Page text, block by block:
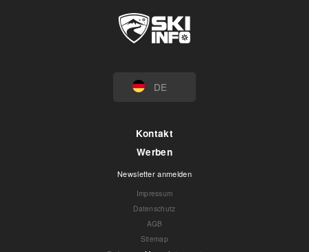
DE
Kontakt
Werben
Newsletter anmelden
Impressum
Datenschutz
AGB
Sitemap